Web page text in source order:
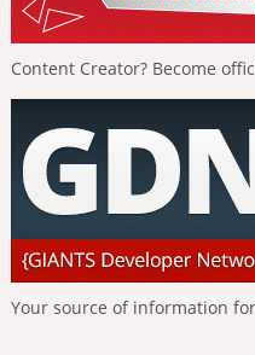
Content Creator? Become
Your source of information